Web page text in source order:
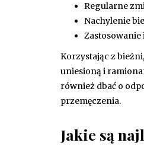
Regularne
Nachylenie
Korzystając z
uniesioną i
również dbać o
przemęczenia.
Jakie są